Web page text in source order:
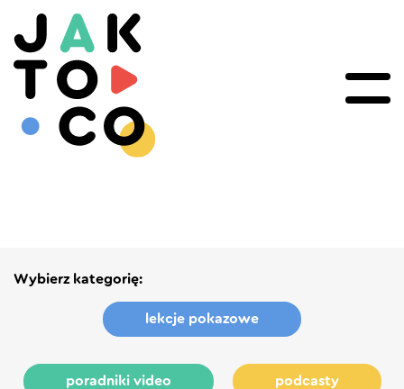
Wybierz kategorię:
lekcje pokazowe
poradniki video podcasty